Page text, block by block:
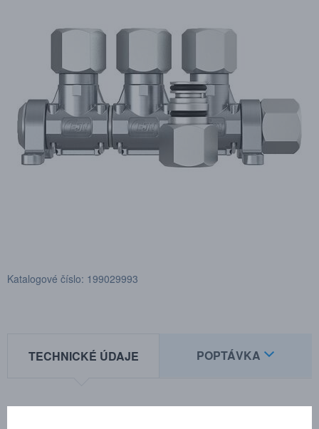
Katalogové číslo: 199029993
TECHNICKÉ ÚDAJE POPTÁVKA